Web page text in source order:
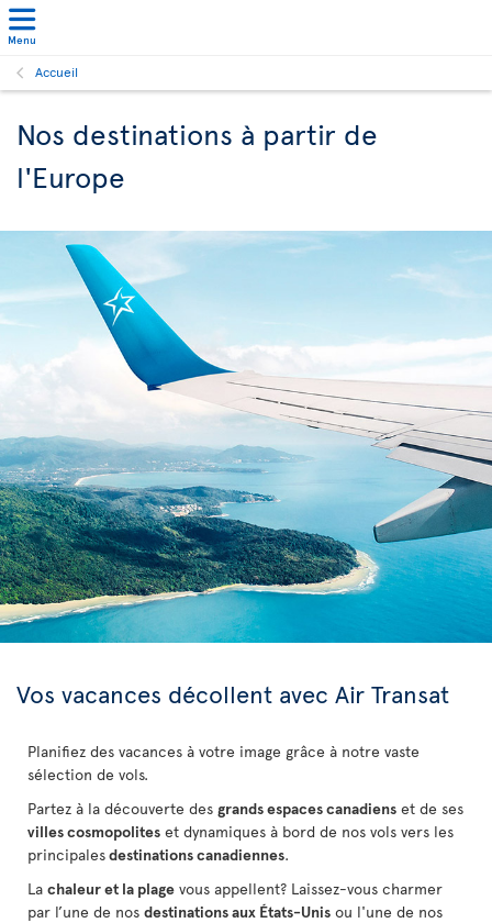
Menu
Accueil
Nos destinations à partir de
l'Europe
Vos vacances décollent avec Air Transat
Planifiez des vacances à votre image grâce à notre vaste
sélection de vols.
Partez à la découverte des grands espaces canadiens et de ses
villes cosmopolites et dynamiques à bord de nos vols vers les
principalesdestinations canadiennes.
La chaleur et la plage vous appellent? Laissez-vous charmer
par l’une de nos destinations aux États-Unis ou l'une de nos